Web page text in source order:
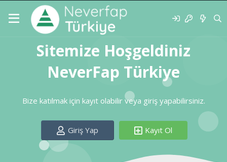
Sitemize Hoşgeldiniz
NeverFap Türkiye
Bize katılmak için kayıt olabilir veya giriş yapabilirsiniz.
Giriş Yap Kayıt Ol